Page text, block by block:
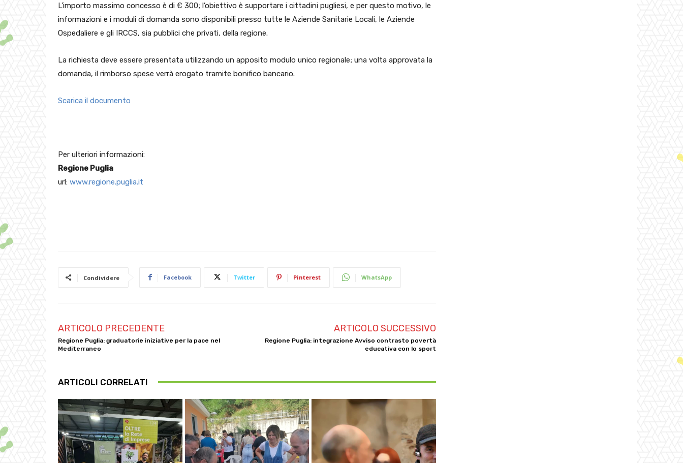
L’importo massimo concesso è di € 300; l’obiettivo è supportare i cittadini pugliesi, e per questo motivo, le
informazioni e i moduli di domanda sono disponibili presso tutte le Aziende Sanitarie Locali, le Aziende
Ospedaliere e gli IRCCS, sia pubblici che privati, della regione.
La richiesta deve essere presentata utilizzando un apposito modulo unico regionale; una volta approvata la
domanda, il rimborso spese verrà erogato tramite bonifico bancario.
Scarica il documento
Per ulteriori informazioni:
Regione Puglia
url: www.regione.puglia.it
Condividere Facebook Twitter Pinterest WhatsApp
ARTICOLO PRECEDENTE
Regione Puglia: graduatorie iniziative per la pace nel
Mediterraneo
ARTICOLO SUCCESSIVO
Regione Puglia: integrazione Avviso contrasto povertà
educativa con lo sport
ARTICOLI CORRELATI